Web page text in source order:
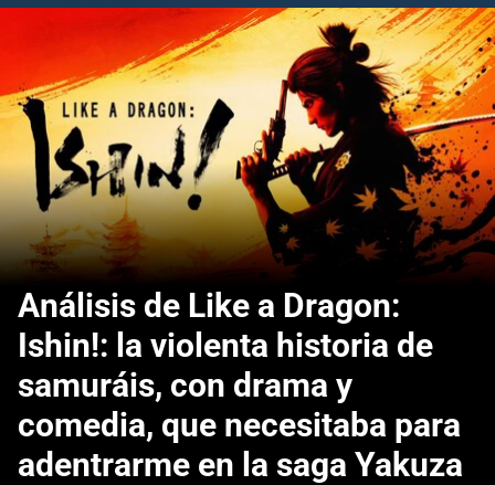
Análisis de Like a Dragon:
Ishin!: la violenta historia de
samuráis, con drama y
comedia, que necesitaba para
adentrarme en la saga Yakuza